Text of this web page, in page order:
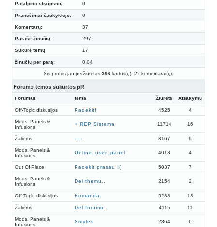
Patalpino straipsnių: 0
Pranešimai šaukykloje: 0
Komentarų: 37
Parašė žinučių: 297
Sukūrė temų: 17
žinučių per parą: 0.04
Šis profilis jau peržiūrėtas 396 kartus(ų). 22 komentarai(ų).
Forumo temos sukurtos pR
Forumas tema Žiūrėta Atsakymų
Off-Topic diskusijos Padekit! 4525 4
Mods, Panels &
Infusions
+ REP Sistema 11714 16
Žaliems ---- 8167 9
Mods, Panels &
Infusions
Online_user_panel 4013 4
Out Of Place Padekit prasau :( 5037 7
Mods, Panels &
Infusions
Del themu.. 2154 2
Off-Topic diskusijos Komanda. 5288 13
Žaliems Del forumo... 4115 11
Mods, Panels &
Infusions
Smyles 2364 6